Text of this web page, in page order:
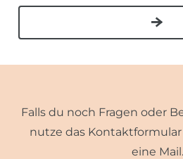
Falls du noch Fragen oder
nutze das
eine Mail.